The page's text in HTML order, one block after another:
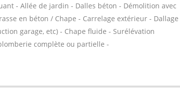
- Allée de jardin - Dalles béton - Démolition avec
en béton / Chape - Carrelage extérieur - Dallage
garage, etc) - Chape fluide - Surélévation
complète ou partielle -